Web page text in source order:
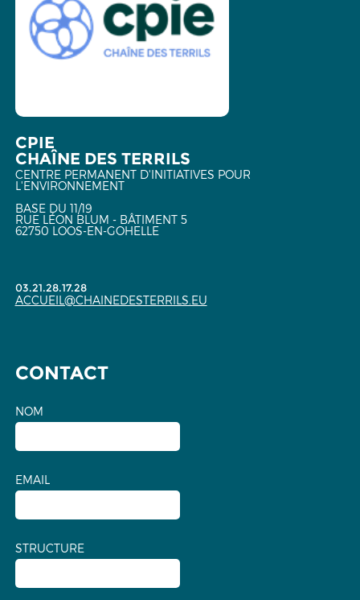
CPIE
CHAÎNE DES TERRILS
CENTRE PERMANENT D'INITIATIVES POUR
L'ENVIRONNEMENT
BASE DU 11/19
RUE LÉON BLUM - BÂTIMENT 5
62750 LOOS-EN-GOHELLE
03.21.28.17.28
ACCUEIL@CHAINEDESTERRILS.EU
CONTACT
NOM
EMAIL
STRUCTURE